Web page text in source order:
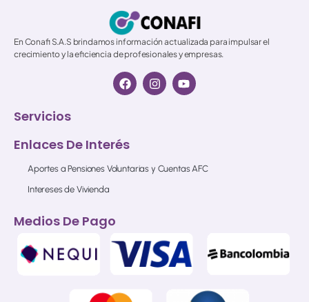
En Conafi S.A.S brindamos información actualizada para impulsar el
crecimiento y la eficiencia de profesionales y empresas.
Servicios
Enlaces De Interés
Aportes a Pensiones Voluntarias y Cuentas AFC
Intereses de Vivienda
Medios De Pago